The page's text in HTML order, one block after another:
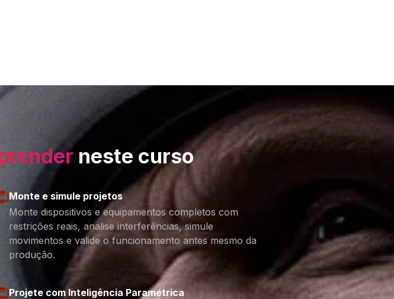
neste curso
Monte e simule projetos
Monte dispositivos e equipamentos completos com
restrições reais, analise interferências, simule
movimentos e valide o funcionamento antes mesmo da
produção.
Projete com Inteligência Paramétrica